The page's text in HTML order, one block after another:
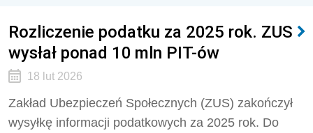
Rozliczenie podatku za 2025 rok. ZUS
wysłał ponad 10 mln PIT-ów
18 lut 2026
Zakład Ubezpieczeń Społecznych (ZUS) zakończył
wysyłkę informacji podatkowych za 2025 rok. Do